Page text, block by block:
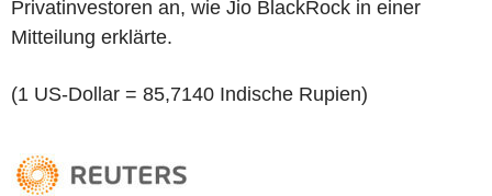
Privatinvestoren an, wie Jio BlackRock in einer
Mitteilung erklärte.
(1 US-Dollar = 85,7140 Indische Rupien)